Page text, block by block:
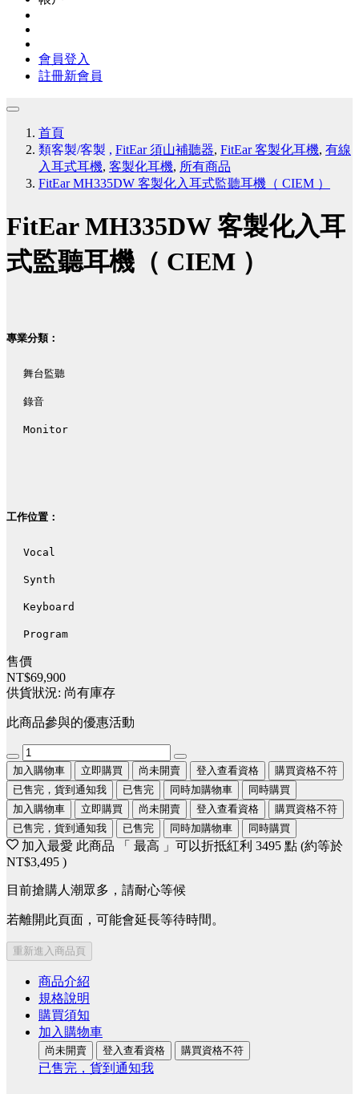
會員登入
註冊新會員
首頁
類客製/客製 , FitEar 須山補聽器, FitEar 客製化耳機, 有線
入耳式耳機, 客製化耳機, 所有商品
FitEar MH335DW 客製化入耳式監聽耳機（ CIEM ）
FitEar MH335DW 客製化入耳
式監聽耳機（ CIEM ）
專業分類：
舞台監聽
錄音
Monitor
工作位置：
Vocal
Synth
Keyboard
Program
售價
NT$69,900
供貨狀況: 尚有庫存
此商品參與的優惠活動
加入購物車 立即購買 尚未開賣 登入查看資格
購買資格不符
已售完，貨到通知我
已售完 同時加購物車
同時購買
加入購物車
立即購買 尚未開賣 登入查看資格
購買資格不符
已售完，貨到通知我
已售完 同時加購物車 同時購買
加入最愛 此商品 「 最高 」可以折抵紅利 3495 點 (約等於
NT$3,495 )
目前搶購人潮眾多，請耐心等候
若離開此頁面，可能會延長等待時間。
重新進入商品頁
商品介紹
規格說明
購買須知
加入購物車
尚未開賣 登入查看資格 購買資格不符
已售完，貨到通知我